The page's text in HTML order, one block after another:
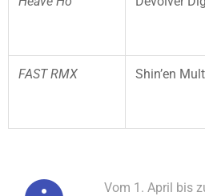
FAST RMX Shin’en
Vom 1. April bis